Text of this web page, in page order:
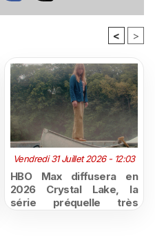
< >
Vendredi 31 Juillet 2026 - 12:03
HBO Max diffusera en
2026 Crystal Lake, la
série préquelle très